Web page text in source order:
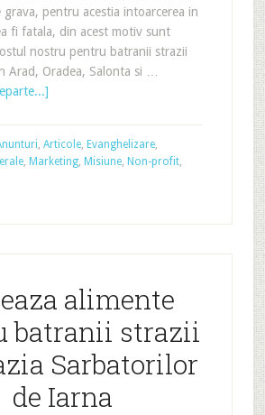
pentru acestia intoarcerea in
fi fatala, din acest motiv sunt
nostru pentru batranii strazii
Arad, Oradea, Salonta si …
, Articole, Evanghelizare,
, Marketing, Misiune, Non-profit,
alimente
batranii strazii
Sarbatorilor
de Iarna